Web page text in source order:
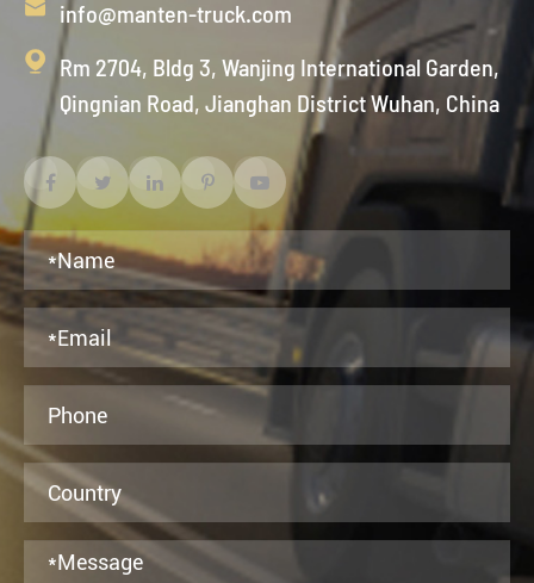
 info@manten-truck.com

Rm 2704, Bldg 3, Wanjing International Garden,
Qingnian Road, Jianghan District Wuhan, China